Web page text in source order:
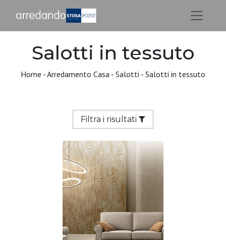
Salotti in tessuto
Home -Arredamento Casa - Salotti - Salotti in tessuto
Filtra i risultati